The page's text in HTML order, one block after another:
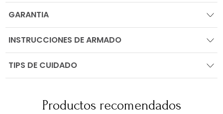
GARANTIA
INSTRUCCIONES DE ARMADO
TIPS DE CUIDADO
Productos recomendados